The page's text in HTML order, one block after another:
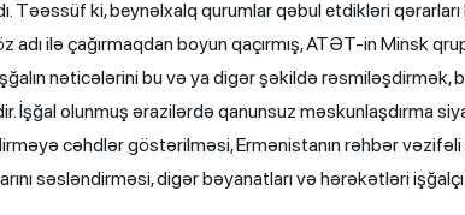
Təəssüf ki, beynəlxalq qurumlar qəbul etdikləri
adı ilə çağırmaqdan boyun qaçırmış, ATƏT-in Minsk
işğalın nəticələrini bu və ya digər şəkildə
İşğal olunmuş ərazilərdə qanunsuz məskunlaşdırma
cəhdlər göstərilməsi, Ermənistanın rəhbər
səsləndirməsi, digər bəyanatları və hərəkətləri